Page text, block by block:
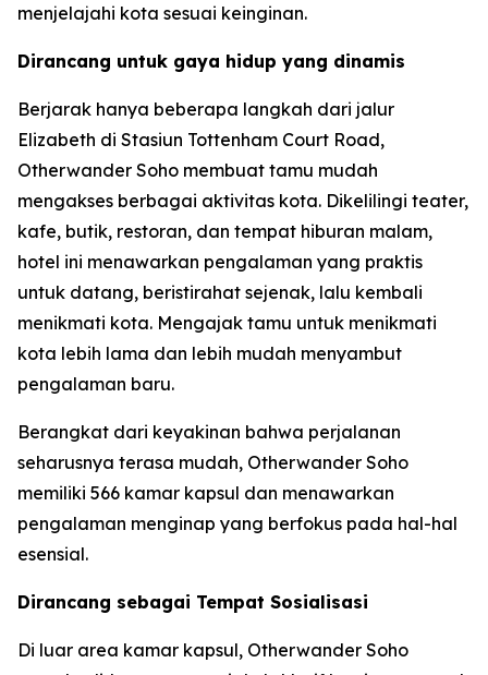
menjelajahi kota sesuai keinginan.
Dirancang untuk gaya hidup yang dinamis
Berjarak hanya beberapa langkah dari jalur
Elizabeth di Stasiun Tottenham Court Road,
Otherwander Soho membuat tamu mudah
mengakses berbagai aktivitas kota. Dikelilingi teater,
kafe, butik, restoran, dan tempat hiburan malam,
hotel ini menawarkan pengalaman yang praktis
untuk datang, beristirahat sejenak, lalu kembali
menikmati kota. Mengajak tamu untuk menikmati
kota lebih lama dan lebih mudah menyambut
pengalaman baru.
Berangkat dari keyakinan bahwa perjalanan
seharusnya terasa mudah, Otherwander Soho
memiliki 566 kamar kapsul dan menawarkan
pengalaman menginap yang berfokus pada hal-hal
esensial.
Dirancang sebagai Tempat Sosialisasi
Di luar area kamar kapsul, Otherwander Soho